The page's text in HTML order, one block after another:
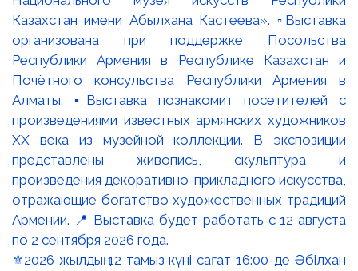
⚜️2026 жылдың 12 тамыз күні сағат 16:00-де Әбілхан